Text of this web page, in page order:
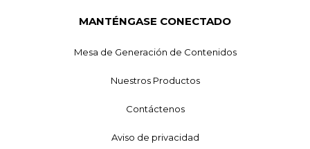
MANTÉNGASE CONECTADO
Mesa de Generación de Contenidos
Nuestros Productos
Contáctenos
Aviso de privacidad